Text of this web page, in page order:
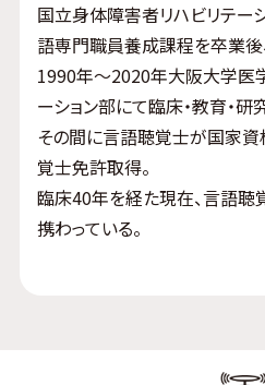
国立身体障害者リハビリテー
語専門職員養成課程を卒業後
1990年～2020年大阪大学医
ーション部にて臨床・教育・研
その間に言語聴覚士が国家資
覚士免許取得。
臨床40年を経た現在、言語聴
携わっている。